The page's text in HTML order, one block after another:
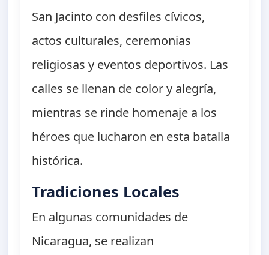
San Jacinto con desfiles cívicos,
actos culturales, ceremonias
religiosas y eventos deportivos. Las
calles se llenan de color y alegría,
mientras se rinde homenaje a los
héroes que lucharon en esta batalla
histórica.
Tradiciones Locales
En algunas comunidades de
Nicaragua, se realizan